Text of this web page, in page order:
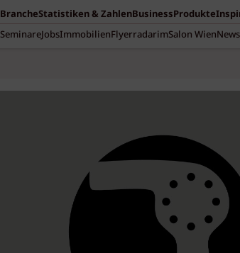
BrancheStatistiken & ZahlenBusinessProdukte
SeminareJobsImmobilienFlyerradarimSalon Wien